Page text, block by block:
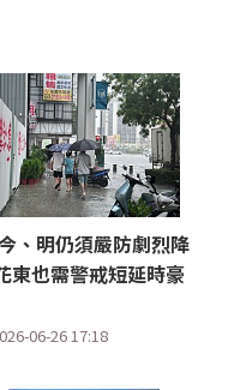
、明仍須嚴防劇烈降
東也需警戒短延時豪
06-26 17:18